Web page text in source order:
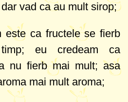
vad ca au mult sirop;
este ca fructele se fierb
eu credeam ca
nu fierb mai mult; asa
mai mult aroma;